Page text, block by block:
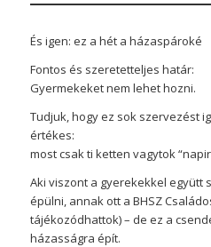
És igen: ez a hét a házaspároké
Fontos és szeretetteljes határ:
Gyermekeket nem lehet hozni.
Tudjuk, hogy ez sok szervezést
értékes:
most csak ti ketten vagytok
Aki viszont a gyerekekkel együtt
épülni, annak ott a BHSZ
tájékozódhattok) – de ez a
házasságra épít.